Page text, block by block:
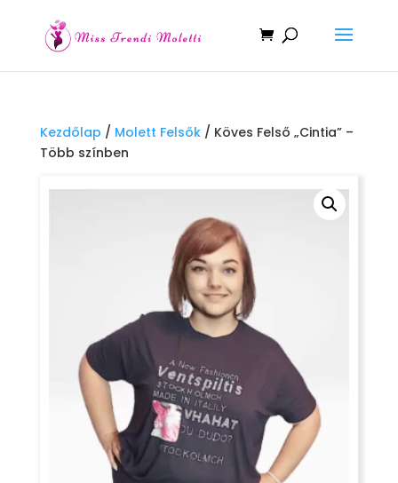
Kezdőlap / Molett Felsők/ Köves Felső „Cintia” –
Több színben